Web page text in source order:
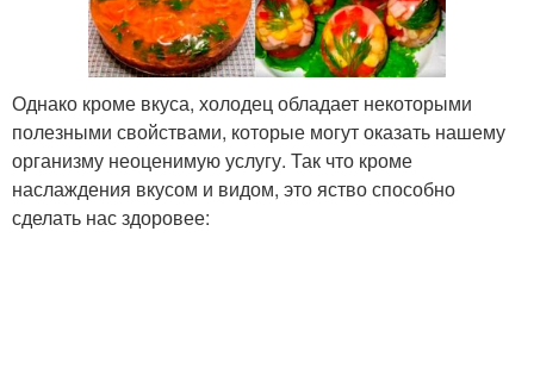
Однако кроме вкуса, холодец обладает некоторыми
полезными свойствами, которые могут оказать нашему
организму неоценимую услугу. Так что кроме
наслаждения вкусом и видом, это яство способно
сделать нас здоровее: